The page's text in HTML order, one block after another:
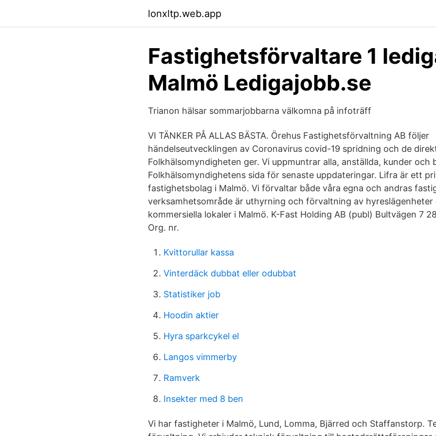
lonxltp.web.app
Fastighetsförvaltare 1
Malmö Ledigajobb.se
Trianon hälsar sommarjobbarna välkomna på infoträff
VI TÄNKER PÅ ALLAS BÄSTA. Örehus Fastighetsförvaltning AB följer
händelseutvecklingen av Coronavirus covid-19 spridning och de
Folkhälsomyndigheten ger. Vi uppmuntrar alla, anställda, kunder och
Folkhälsomyndighetens sida för senaste uppdateringar. Lifra är ett
fastighetsbolag i Malmö. Vi förvaltar både våra egna och andras
verksamhetsområde är uthyrning och förvaltning av hyreslägenheter
kommersiella lokaler i Malmö. K-Fast Holding AB (publ) Bultvägen 7
Org. nr.
Kvittorullar kassa
Vinterdäck dubbat eller odubbat
Statistiker job
Hoodin aktier
Hyra sparkcykel el
Langos vimmerby
Ramverk
Insekter med 8 ben
Vi har fastigheter i Malmö, Lund, Lomma, Bjärred och Staffanstorp.